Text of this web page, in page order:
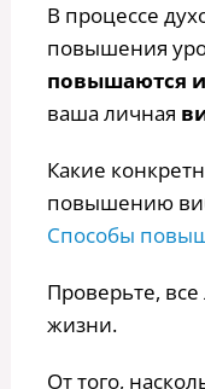
В процессе
повышения
повышаются
ваша личная
Какие
повышению
Способы
Проверьте,
жизни.
От того,